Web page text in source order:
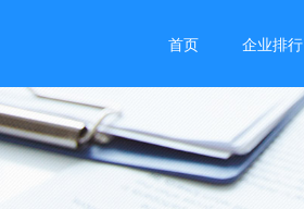
首页 企业排行